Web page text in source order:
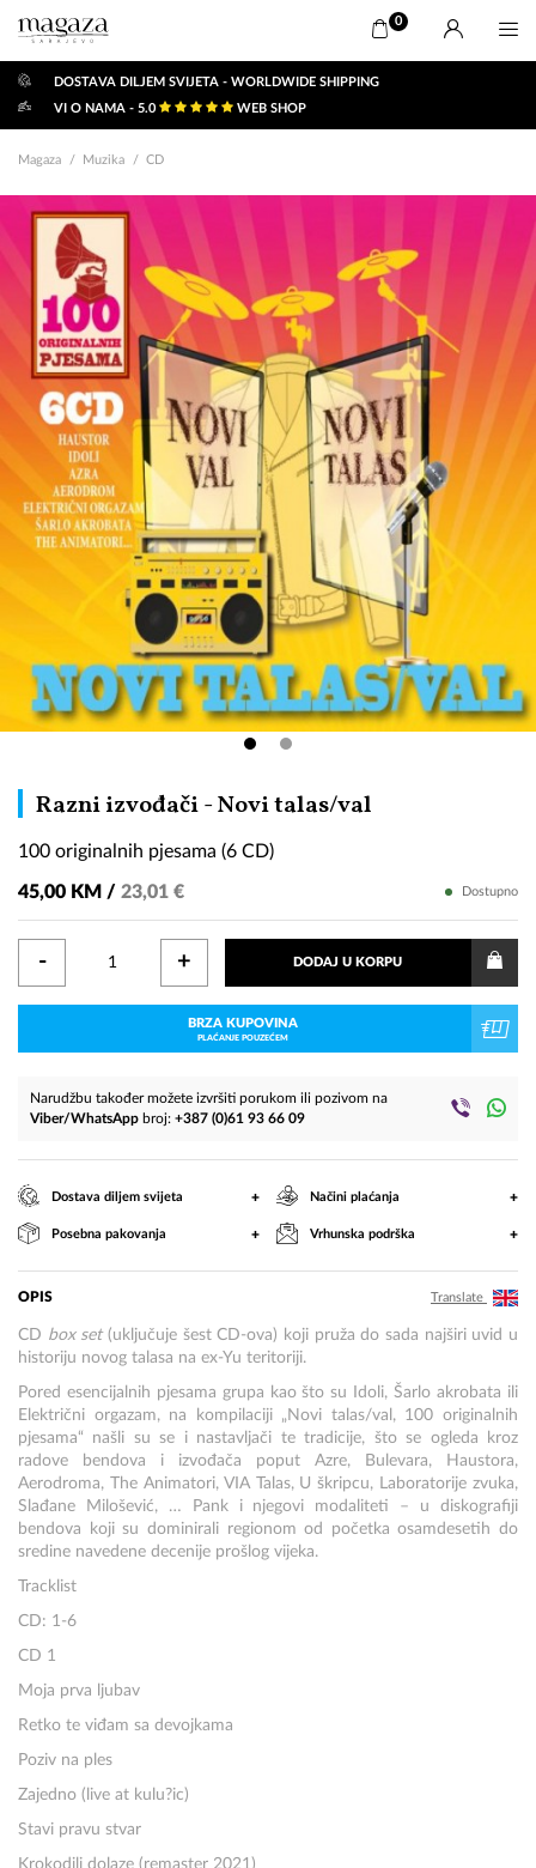
0
DOSTAVA DILJEM SVIJETA - WORLDWIDE SHIPPING
VI O NAMA - 5.0
WEB SHOP
Magaza Muzika CD
Razni izvođači - Novi talas/val
CD)
100 originalnih pjesama (6 CD)
45,00 KM / 23,01 € Dostupno
- + DODAJ U KORPU
BRZA KUPOVINA
PLAĆANJE POUZEĆEM
Narudžbu također možete izvršiti porukom ili pozivom na
Viber/WhatsApp broj: +387 (0)61 93 66 09
Dostava diljem svijeta + Načini plaćanja +
Posebna pakovanja + Vrhunska podrška +
OPIS Translate
CD box set(uključuje šest CD-ova) koji pruža do sada najširi uvid u
historiju novog talasa na ex-Yu teritoriji.
Pored esencijalnih pjesama grupa kao što su Idoli, Šarlo akrobata ili
Električni orgazam, na kompilaciji „Novi talas/val, 100 originalnih
pjesama“ našli su se i nastavljači te tradicije, što se ogleda kroz
radove bendova i izvođača poput Azre, Bulevara, Haustora,
Aerodroma, The Animatori, VIA Talas, U škripcu, Laboratorije zvuka,
Slađane Milošević, … Pank i njegovi modaliteti – u diskografiji
bendova koji su dominirali regionom od početka osamdesetih do
sredine navedene decenije prošlog vijeka.
Tracklist
CD: 1-6
CD 1
Moja prva ljubav
Retko te viđam sa devojkama
Poziv na ples
Zajedno (live at kulu?ic)
Stavi pravu stvar